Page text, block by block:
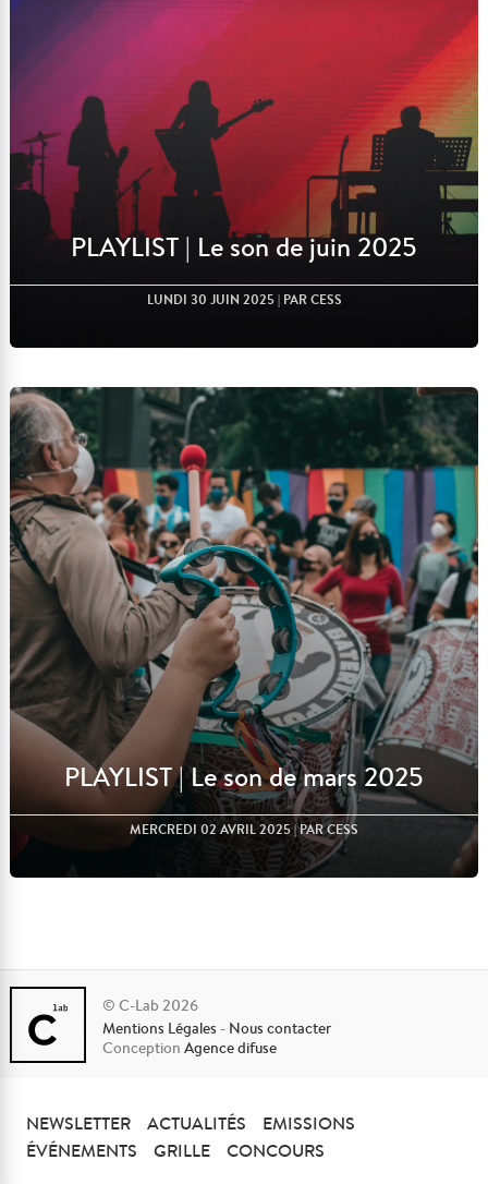
PLAYLIST | Le son de juin 2025
LUNDI 30 JUIN 2025| PAR CESS
Lire l'article
PLAYLIST | Le son de mars 2025
MERCREDI 02 AVRIL 2025| PAR CESS
Lire l'article
© C-Lab 2026
Mentions Légales - Nous contacter
ConceptionAgence difuse
NEWSLETTER ACTUALITÉS
EMISSIONS
ÉVÉNEMENTS
GRILLE CONCOURS